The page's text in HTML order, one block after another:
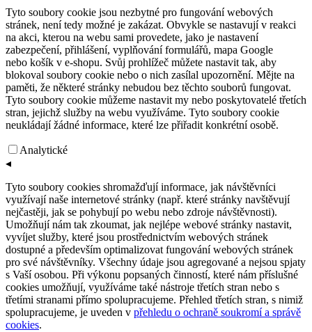
Tyto soubory cookie jsou nezbytné pro fungování webových
stránek, není tedy možné je zakázat. Obvykle se nastavují v reakci
na akci, kterou na webu sami provedete, jako je nastavení
zabezpečení, přihlášení, vyplňování formulářů, mapa Google
nebo košík v e-shopu. Svůj prohlížeč můžete nastavit tak, aby
blokoval soubory cookie nebo o nich zasílal upozornění. Mějte na
paměti, že některé stránky nebudou bez těchto souborů fungovat.
Tyto soubory cookie můžeme nastavit my nebo poskytovatelé třetích
stran, jejichž služby na webu využíváme. Tyto soubory cookie
neukládají žádné informace, které lze přiřadit konkrétní osobě.
Analytické
◂
Tyto soubory cookies shromažďují informace, jak návštěvníci
využívají naše internetové stránky (např. které stránky navštěvují
nejčastěji, jak se pohybují po webu nebo zdroje návštěvnosti).
Umožňují nám tak zkoumat, jak nejlépe webové stránky nastavit,
vyvíjet služby, které jsou prostřednictvím webových stránek
dostupné a především optimalizovat fungování webových stránek
pro své návštěvníky. Všechny údaje jsou agregované a nejsou spjaty
s Vaší osobou. Při výkonu popsaných činností, které nám příslušné
cookies umožňují, využíváme také nástroje třetích stran nebo s
třetími stranami přímo spolupracujeme. Přehled třetích stran, s nimiž
spolupracujeme, je uveden v přehledu o ochraně soukromí a správě
cookies.